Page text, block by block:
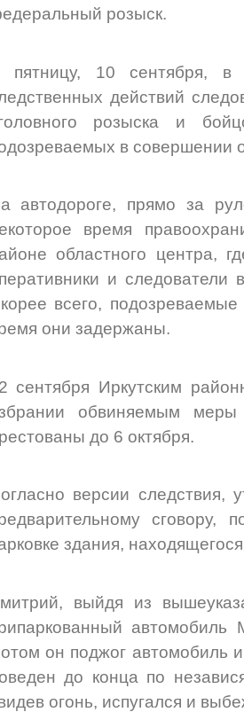
розыск.
пятницу, 10 сентября, в
действий
розыска и
в совершении
автодороге, прямо за
время
областного центра,
и
всего,
они задержаны.
сентября Иркутским
обвиняемым
до 6 октября.
версии следствия,
здания,
выйдя из
автомобиль
он поджог автомобиль
до конца по
огонь, испугался и